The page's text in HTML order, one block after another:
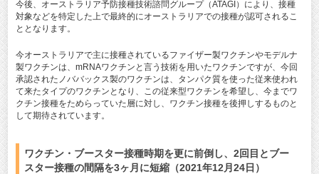
今後、オーストラリア予防接種技術諮問グループ（ATAGI）により、接種
対象などを特定した上で最終的にオーストラリアでの接種が認可されるこ
ととなります。
今オーストラリアで主に接種されているファイザー製ワクチンやモデルナ
製ワクチンは、mRNAワクチンと言う技術を用いたワクチンですが、今回
承認されたノババックス製のワクチンは、タンパク質を使った従来使われ
て来たタイプのワクチンとなり、この従来型ワクチンを希望し、今までワ
クチン接種をためらっていた層に対し、ワクチン接種を後押しするものと
して期待されています。
ワクチン・ブースター接種時期を更に前倒し、2回目とブー
スター接種の間隔を3ヶ月に短縮（2021年12月24日）